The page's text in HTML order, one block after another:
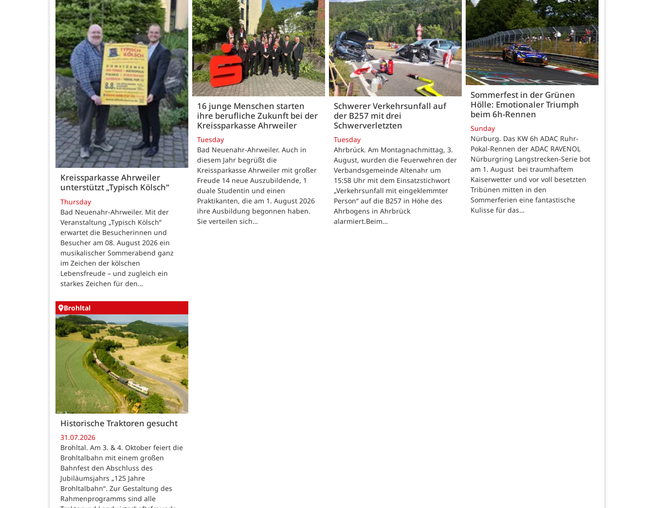
Kreissparkasse Ahrweiler
unterstützt „Typisch Kölsch“
Thursday
Bad Neuenahr-Ahrweiler. Mit der
Veranstaltung „Typisch Kölsch“
erwartet die Besucherinnen und
Besucher am 08. August 2026 ein
musikalischer Sommerabend ganz
im Zeichen der kölschen
Lebensfreude – und zugleich ein
starkes Zeichen für den…
16 junge Menschen starten
ihre berufliche Zukunft bei der
Kreissparkasse Ahrweiler
Tuesday
Bad Neuenahr-Ahrweiler. Auch in
diesem Jahr begrüßt die
Kreissparkasse Ahrweiler mit großer
Freude 14 neue Auszubildende, 1
duale Studentin und einen
Praktikanten, die am 1. August 2026
ihre Ausbildung begonnen haben.
Sie verteilen sich…
Schwerer Verkehrsunfall auf
der B257 mit drei
Schwerverletzten
Tuesday
Ahrbrück. Am Montagnachmittag, 3.
August, wurden die Feuerwehren der
Verbandsgemeinde Altenahr um
15:58 Uhr mit dem Einsatzstichwort
„Verkehrsunfall mit eingeklemmter
Person“ auf die B257 in Höhe des
Ahrbogens in Ahrbrück
alarmiert.Beim…
Sommerfest in der Grünen
Hölle: Emotionaler Triumph
beim 6h-Rennen
Sunday
Nürburg. Das KW 6h ADAC Ruhr-
Pokal-Rennen der ADAC RAVENOL
Nürburgring Langstrecken-Serie bot
am 1. August bei traumhaftem
Kaiserwetter und vor voll besetzten
Tribünen mitten in den
Sommerferien eine fantastische
Kulisse für das…
Brohltal
Historische Traktoren gesucht
31.07.2026
Brohltal. Am 3. & 4. Oktober feiert die
Brohltalbahn mit einem großen
Bahnfest den Abschluss des
Jubiläumsjahrs „125 Jahre
Brohltalbahn“. Zur Gestaltung des
Rahmenprogramms sind alle